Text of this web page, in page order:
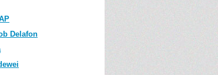
Delafon